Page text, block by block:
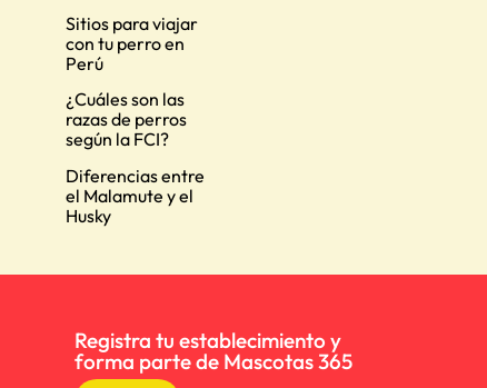
Sitios para viajar
con tu perro en
Perú
¿Cuáles son las
razas de perros
según la FCI?
Diferencias entre
el Malamute y el
Husky
Registra tu establecimiento y
forma parte de Mascotas 365